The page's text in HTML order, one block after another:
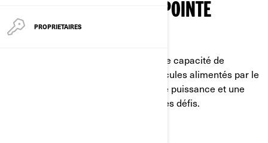
PROPRIETAIRES
CARACTÉRISTIQUES DE POINTE
TECHNOLOGIE DE MOTEUR ROTAX®
Avec une puissance, un couple et une capacité de
remorquage exceptionnels, nos véhicules alimentés par le
légendaire moteur Rotax® offrent une puissance et une
fiabilité inégalées pour relever tous les défis.